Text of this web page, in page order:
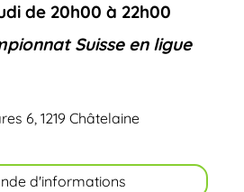
de 20h00 à 22h00
Suisse en ligue
6, 1219 Châtelaine
d'informations